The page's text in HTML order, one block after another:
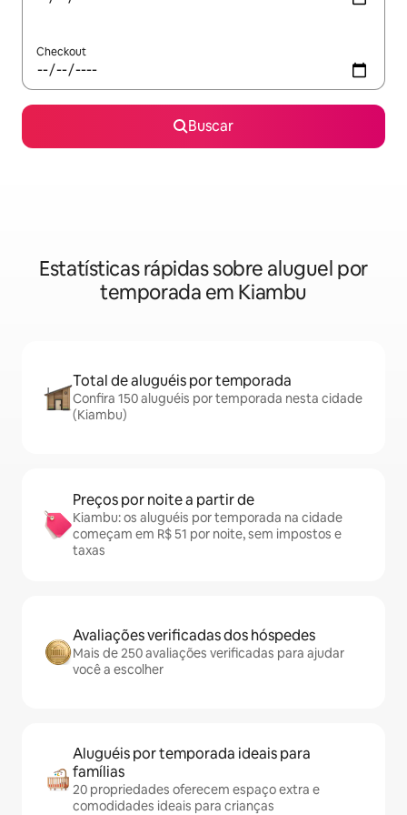
Checkout
Buscar
Estatísticas rápidas sobre aluguel por
temporada em Kiambu
Total de aluguéis por temporada
Confira 150 aluguéis por temporada nesta cidade
(Kiambu)
Preços por noite a partir de
Kiambu: os aluguéis por temporada na cidade
começam em R$ 51 por noite, sem impostos e
taxas
Avaliações verificadas dos hóspedes
Mais de 250 avaliações verificadas para ajudar
você a escolher
Aluguéis por temporada ideais para
famílias
20 propriedades oferecem espaço extra e
comodidades ideais para crianças